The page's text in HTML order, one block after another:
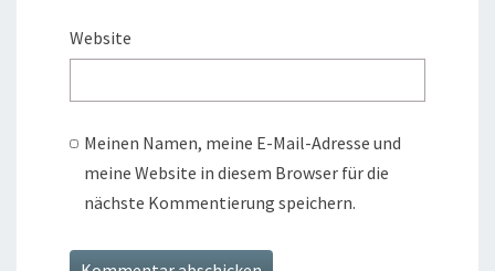
Website
Meinen Namen, meine E-Mail-Adresse und
meine Website in diesem Browser für die
nächste Kommentierung speichern.